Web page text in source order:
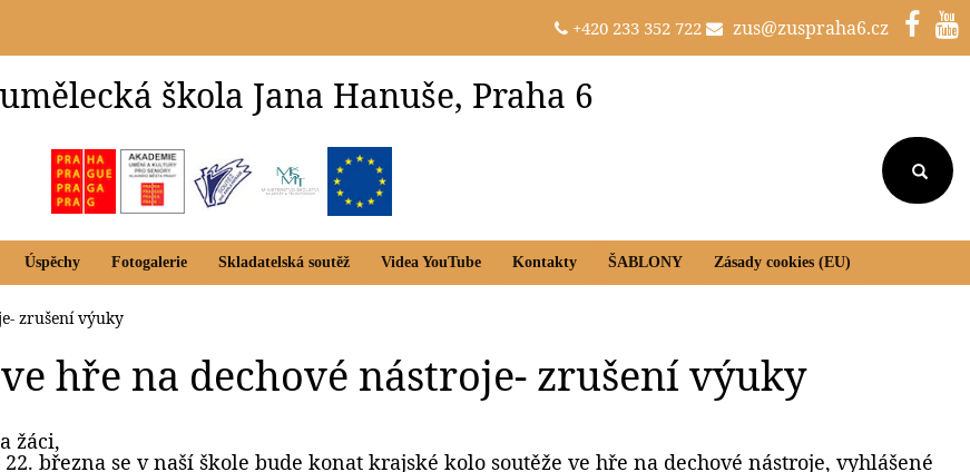
+420 233 352 722 zus@zuspraha6.cz
škola Jana Hanuše, Praha 6
Úspěchy Fotogalerie Skladatelská soutěž Videa YouTube Kontakty ŠABLONY Zásady cookies (EU)
zrušení výuky
hře na dechové nástroje- zrušení výuky
žáci,
22. března se v naší škole bude konat krajské kolo soutěže ve hře na dechové nástroje, vyhlášené